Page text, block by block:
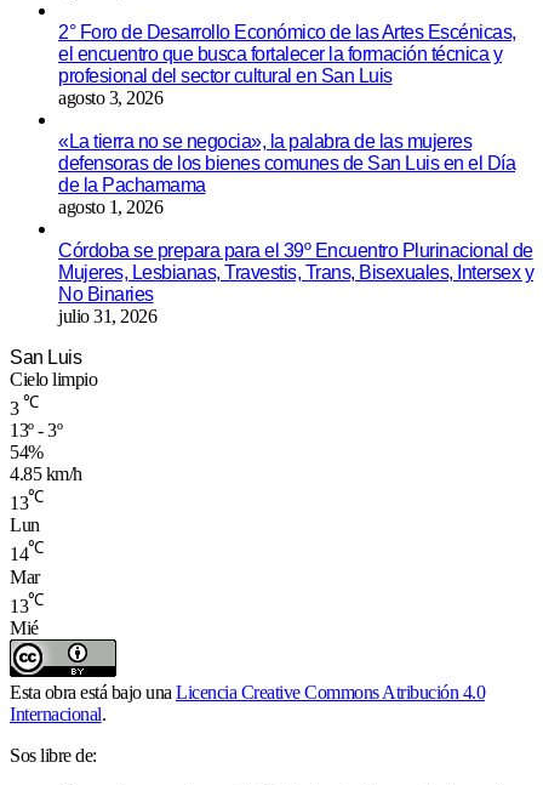
2° Foro de Desarrollo Económico de las Artes Escénicas,
el encuentro que busca fortalecer la formación técnica y
profesional del sector cultural en San Luis
agosto 3, 2026
«La tierra no se negocia», la palabra de las mujeres
defensoras de los bienes comunes de San Luis en el Día
de la Pachamama
agosto 1, 2026
Córdoba se prepara para el 39º Encuentro Plurinacional de
Mujeres, Lesbianas, Travestis, Trans, Bisexuales, Intersex y
No Binaries
julio 31, 2026
San Luis
Cielo limpio
3 ℃
13º - 3º
54%
4.85 km/h
13℃
Lun
14℃
Mar
13℃
Mié
Esta obra está bajo una Licencia Creative Commons Atribución 4.0
Internacional.
Sos libre de: